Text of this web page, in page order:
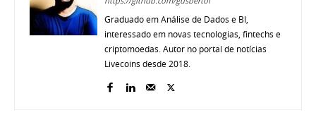
Graduado em Análise de Dados e BI,
interessado em novas tecnologias, fintechs e
criptomoedas. Autor no portal de notícias
Livecoins desde 2018.